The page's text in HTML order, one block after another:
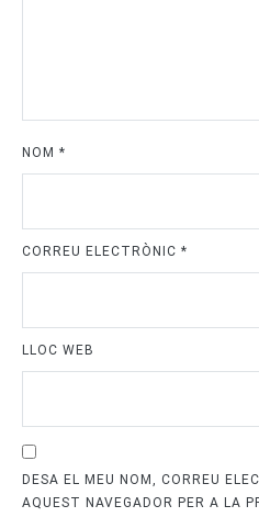
NOM *
CORREU ELECTRÒNIC *
LLOC WEB
DESA EL MEU NOM, CORREU
AQUEST NAVEGADOR PER A LA